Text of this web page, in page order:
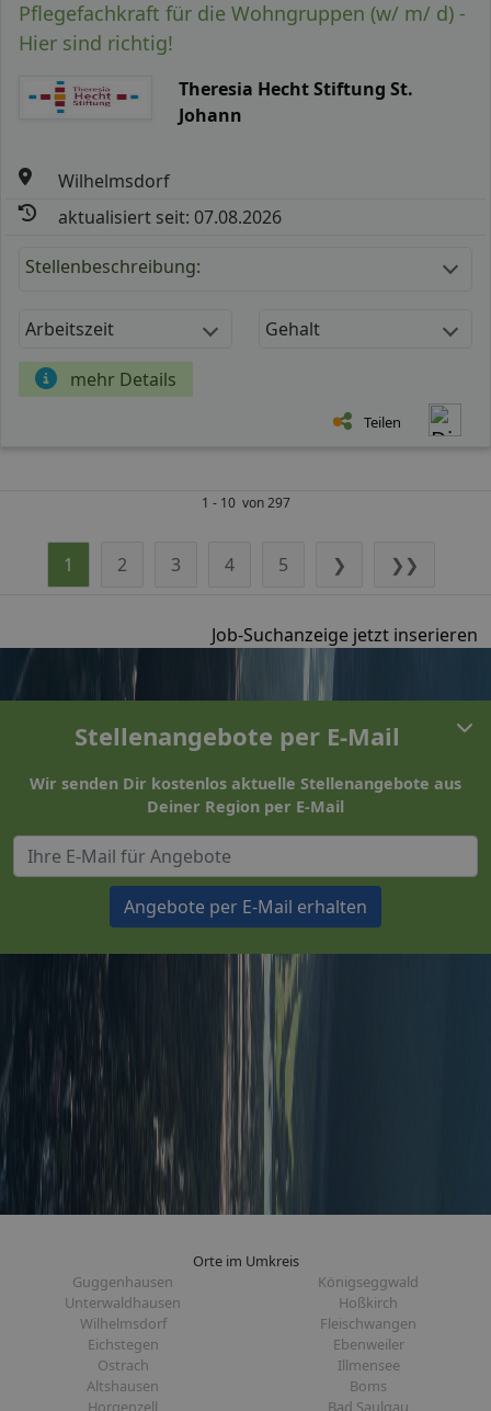
Pflegefachkraft für die Wohngruppen (w/ m/ d) -
Hier sind richtig!
Theresia Hecht Stiftung St.
Johann
Wilhelmsdorf
aktualisiert seit: 07.08.2026
Stellenbeschreibung:
Arbeitszeit Gehalt
mehr Details
Teilen
1 - 10 von 297
1 2 3 4 5 ❯ ❯❯
Job-Suchanzeige jetzt inserieren
Stellenangebote per E-Mail
Wir senden Dir kostenlos aktuelle Stellenangebote aus
Deiner Region per E-Mail
Angebote per E-Mail erhalten
Orte im Umkreis
Guggenhausen
Königseggwald
Unterwaldhausen
Hoßkirch
Wilhelmsdorf
Fleischwangen
Eichstegen
Ebenweiler
Ostrach
Illmensee
Altshausen
Boms